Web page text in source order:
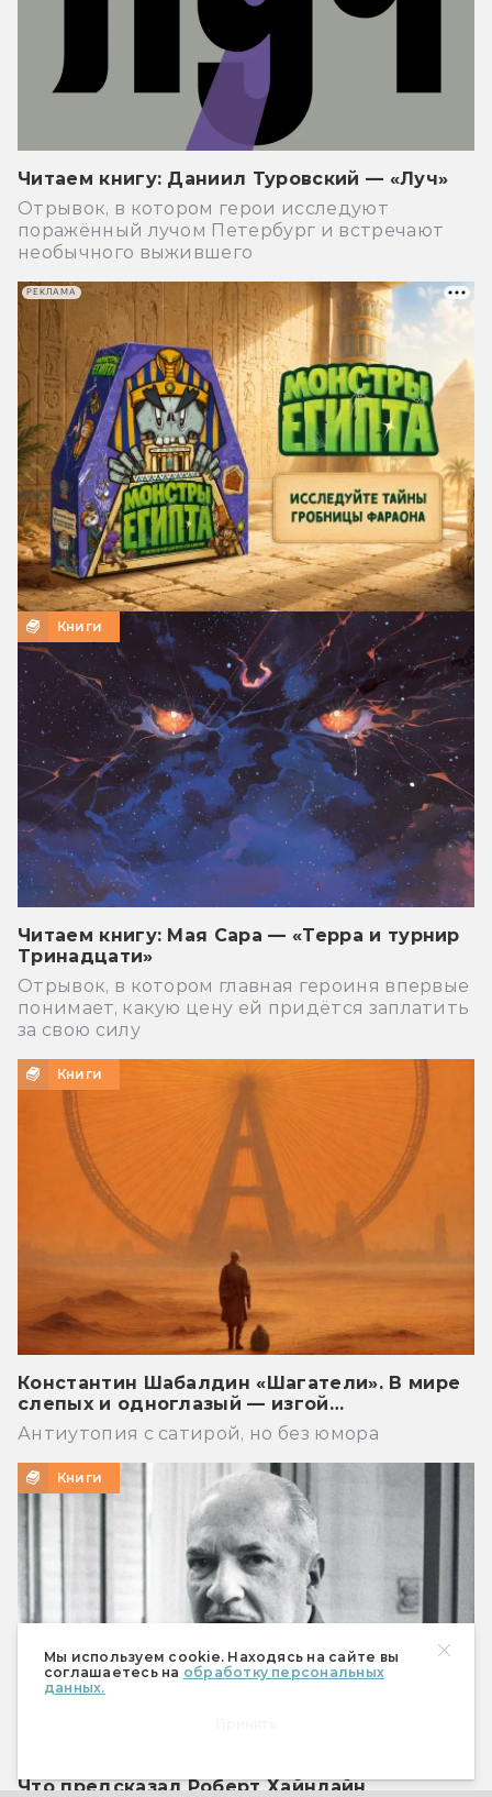
Мы используем cookie. Находясь на сайте вы
соглашаетесь на обработку персональных
данных.
Читаем книгу: Даниил Туровский — «Луч»
Отрывок, в котором герои исследуют
поражённый лучом Петербург и встречают
необычного выжившего
Книги
Читаем книгу: Мая Сара — «Терра и турнир
Тринадцати»
Отрывок, в котором главная героиня впервые
понимает, какую цену ей придётся заплатить
за свою силу
Книги
Константин Шабалдин «Шагатели». В мире
слепых и одноглазый — изгой…
Антиутопия с сатирой, но без юмора
Книги
Что предсказал Роберт Хайнлайн
РЕКЛАМА